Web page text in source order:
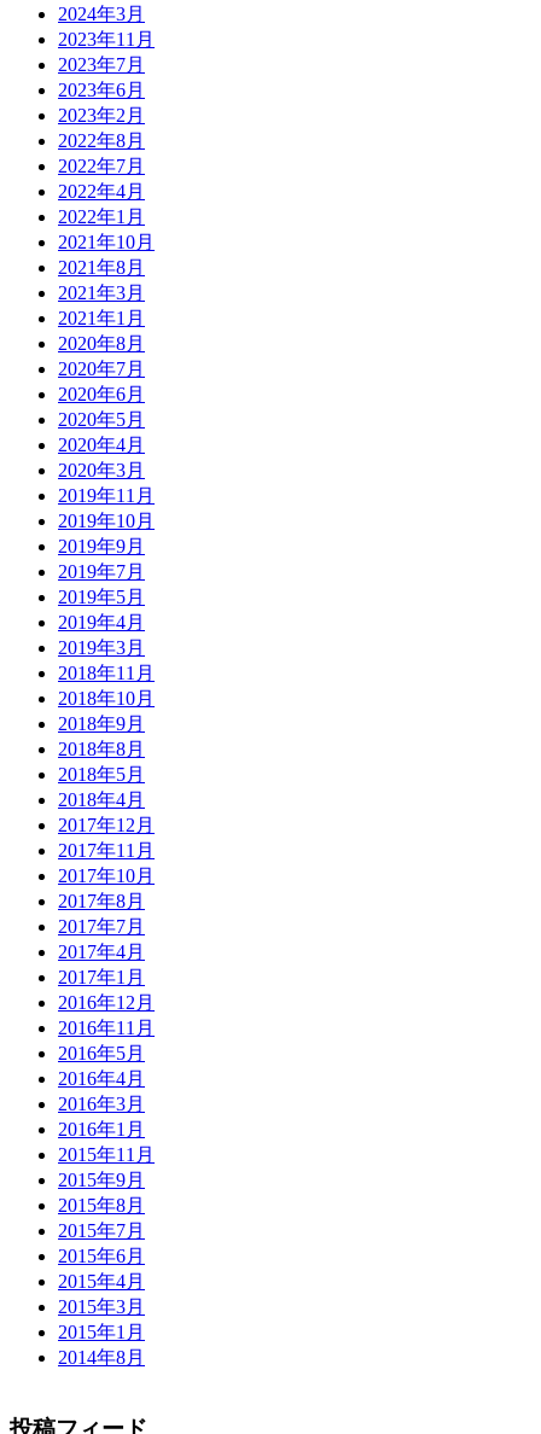
2024年3月
2023年11月
2023年7月
2023年6月
2023年2月
2022年8月
2022年7月
2022年4月
2022年1月
2021年10月
2021年8月
2021年3月
2021年1月
2020年8月
2020年7月
2020年6月
2020年5月
2020年4月
2020年3月
2019年11月
2019年10月
2019年9月
2019年7月
2019年5月
2019年4月
2019年3月
2018年11月
2018年10月
2018年9月
2018年8月
2018年5月
2018年4月
2017年12月
2017年11月
2017年10月
2017年8月
2017年7月
2017年4月
2017年1月
2016年12月
2016年11月
2016年5月
2016年4月
2016年3月
2016年1月
2015年11月
2015年9月
2015年8月
2015年7月
2015年6月
2015年4月
2015年3月
2015年1月
2014年8月
投稿フィード